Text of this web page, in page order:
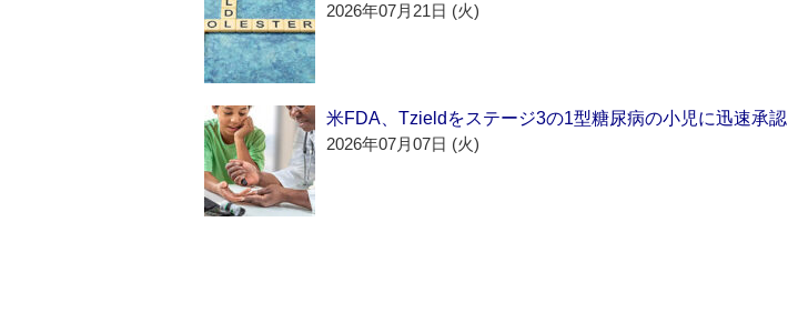
2026年07月21日 (火)
米FDA、Tzieldをステージ3の1型糖尿病の小児に迅速承認
2026年07月07日 (火)